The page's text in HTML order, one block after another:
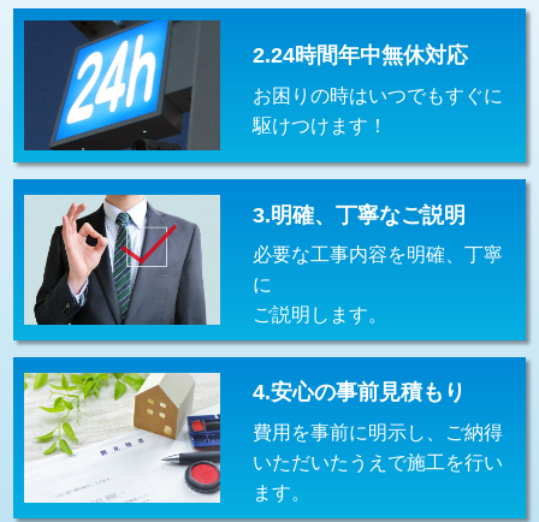
式）)
交換・取付(混合水栓（壁付・デッキ
式・ワンホール）)
16,500円+材料費
交換・取付(排水栓・排水トラップ
（P/S/ポップアップ））
22,000円+材料費
交換・取付（その他部品） 11,000円+材料費
持込商品取付（単水栓） 13,200円
持込商品取付（混合水栓） 16,500円
持込商品取付（浄水器・分岐水栓） 16,500円
給水管工事※（ホール加工) 16,500円
給水管工事※（バンド止め) 3,300円
給水管工事※（支持金具設置)
2.24時間年中無休対応
お困りの時はいつでもすぐに
駆けつけます！
3.明確、丁寧なご説明
必要な工事内容を明確、丁寧
に
ご説明します。
4.安心の事前見積もり
費用を事前に明示し、ご納得
いただいたうえで施工を行い
ます。